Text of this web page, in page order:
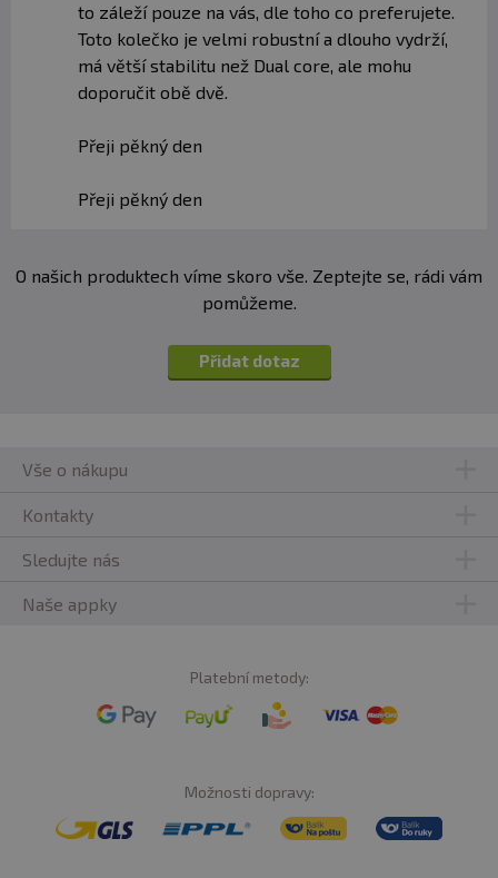
to záleží pouze na vás, dle toho co preferujete.
Toto kolečko je velmi robustní a dlouho vydrží,
má větší stabilitu než Dual core, ale mohu
doporučit obě dvě.
Přeji pěkný den
Přeji pěkný den
O našich produktech víme skoro vše. Zeptejte se, rádi vám
pomůžeme.
Přidat dotaz
Vše o nákupu
Kontakty
Sledujte nás
Naše appky
Platební metody:
Možnosti dopravy: